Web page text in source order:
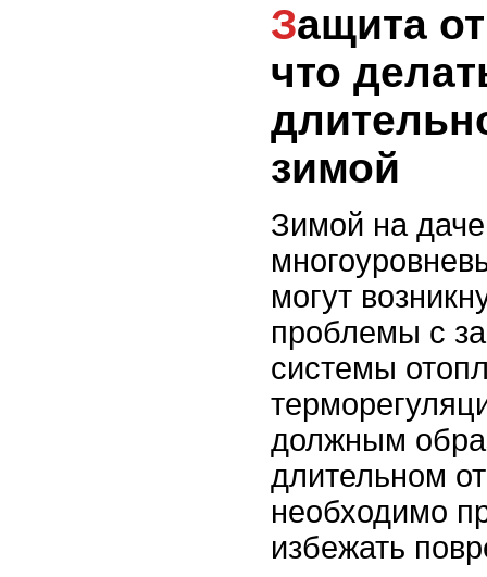
Защита от замерзания:
что
зимой
Зимой на
могут
проблемы с
системы
должным
длительном
необходимо
избежать